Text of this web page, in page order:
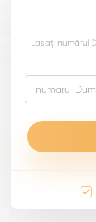
Lasați numărul